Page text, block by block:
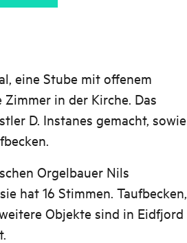
eine Stube mit offenem
in der Kirche. Das
D. Instanes gemacht, sowie
Orgelbauer Nils
hat 16 Stimmen. Taufbecken,
Objekte sind in Eidfjord